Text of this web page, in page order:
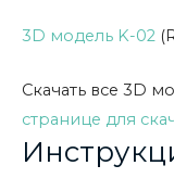
3D модель K-02
Скачать все 3D
странице для